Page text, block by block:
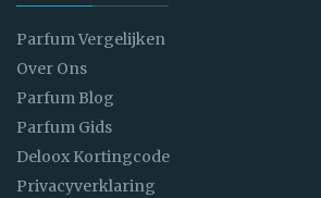
Parfum Vergelijken
Over Ons
Parfum Blog
Parfum Gids
Deloox Kortingcode
Privacyverklaring